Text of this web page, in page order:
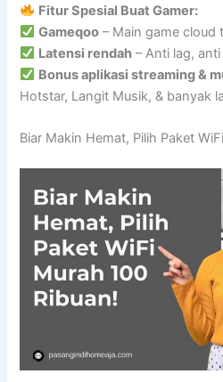
Fitur Spesial Buat Gamer:
Gameqoo – Main game cloud
Latensi rendah – Anti lag, anti
Bonus aplikasi streaming &
Hotstar, Langit Musik, & banyak
Biar Makin Hemat, Pilih Paket